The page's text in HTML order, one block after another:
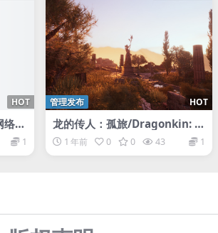
HOT
联
1
HOT
管理发布
龙的传人：孤旅/Dragonkin: T
he Banished
1 年前 0 0 43 1